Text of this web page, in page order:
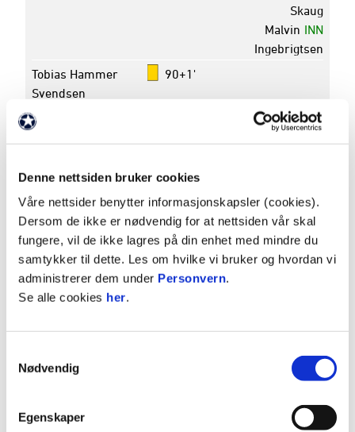
Denne nettsiden bruker cookies
Våre nettsider benytter informasjonskapsler (cookies).
Dersom de ikke er nødvendig for at nettsiden vår skal
fungere, vil de ikke lagres på din enhet med mindre du
samtykker til dette. Les om hvilke vi bruker og hvordan vi
administrerer dem under Personvern.
Se alle cookies her.
Nødvendig
Egenskaper
Skaug
INN
Malvin
Ingebrigtsen
90+1'
Tobias Hammer
Svendsen
Dato
21. april 2025
Avspark
17:00
Pauseresultat
0 - 0
Sluttresultat
2 - 1
Arena
Skagerak Arena
5 ODD
28
7 EGERSUNDS IK 23